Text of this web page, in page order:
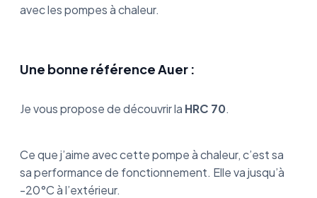
avec les pompes à chaleur.
Une bonne référence Auer :
Je vous propose de découvrir la HRC 70.
Ce que j’aime avec cette pompe à chaleur, c’est sa
sa performance de fonctionnement. Elle va jusqu’à
-20°C à l’extérieur.